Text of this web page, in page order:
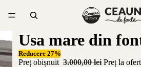
Usa mare din
Reducere 27%
Preț obișnuit 3.000,00 lei Preț la